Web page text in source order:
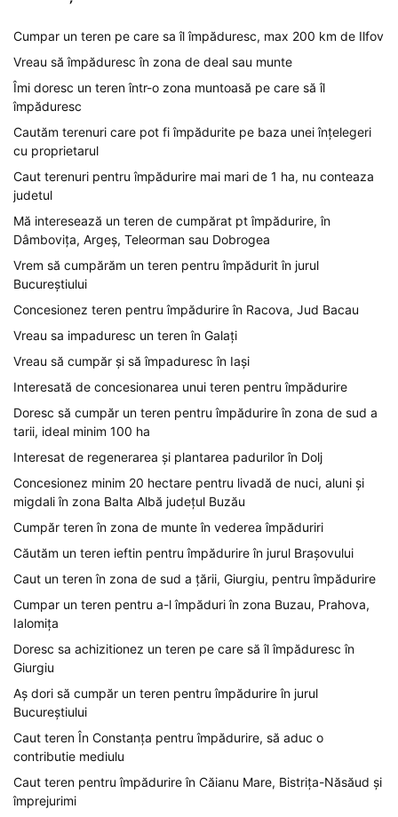
Cumpar un teren pe care sa îl împăduresc, max 200 km de Ilfov
Vreau să împăduresc în zona de deal sau munte
Îmi doresc un teren într-o zona muntoasă pe care să îl
împăduresc
Cautăm terenuri care pot fi împădurite pe baza unei înțelegeri
cu proprietarul
Caut terenuri pentru împădurire mai mari de 1 ha, nu conteaza
judetul
Mă interesează un teren de cumpărat pt împădurire, în
Dâmbovița, Argeș, Teleorman sau Dobrogea
Vrem să cumpărăm un teren pentru împădurit în jurul
Bucureștiului
Concesionez teren pentru împădurire în Racova, Jud Bacau
Vreau sa impaduresc un teren în Galați
Vreau să cumpăr și să împaduresc în Iași
Interesată de concesionarea unui teren pentru împădurire
Doresc să cumpăr un teren pentru împădurire în zona de sud a
tarii, ideal minim 100 ha
Interesat de regenerarea și plantarea padurilor în Dolj
Concesionez minim 20 hectare pentru livadă de nuci, aluni și
migdali în zona Balta Albă județul Buzău
Cumpăr teren în zona de munte în vederea împăduriri
Căutăm un teren ieftin pentru împădurire în jurul Brașovului
Caut un teren în zona de sud a țării, Giurgiu, pentru împădurire
Cumpar un teren pentru a-l împăduri în zona Buzau, Prahova,
Ialomița
Doresc sa achizitionez un teren pe care să îl împăduresc în
Giurgiu
Aș dori să cumpăr un teren pentru împădurire în jurul
Bucureștiului
Caut teren În Constanța pentru împădurire, să aduc o
contributie mediulu
Caut teren pentru împădurire în Căianu Mare, Bistrița-Năsăud și
împrejurimi